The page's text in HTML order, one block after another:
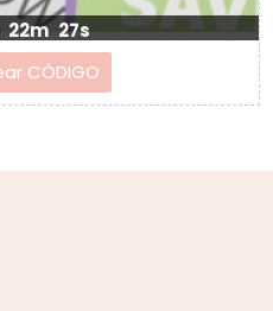
22m 27s